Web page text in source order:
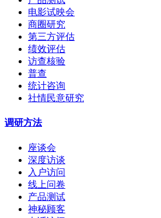
电影试映会
商圈研究
第三方评估
绩效评估
访查核验
普查
统计咨询
社情民意研究
调研方法
座谈会
深度访谈
入户访问
线上问卷
产品测试
神秘顾客